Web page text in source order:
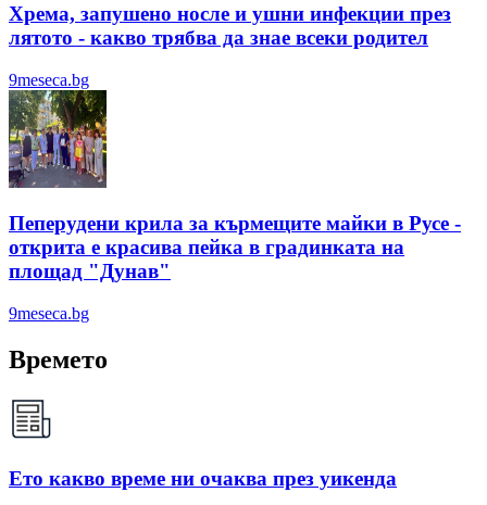
Хрема, запушено носле и ушни инфекции през
лятотo - какво трябва да знае всеки родител
9meseca.bg
Пеперудени крила за кърмещите майки в Русе -
открита е красива пейка в градинката на
площад "Дунав"
9meseca.bg
Времето
Ето какво време ни очаква през уикенда